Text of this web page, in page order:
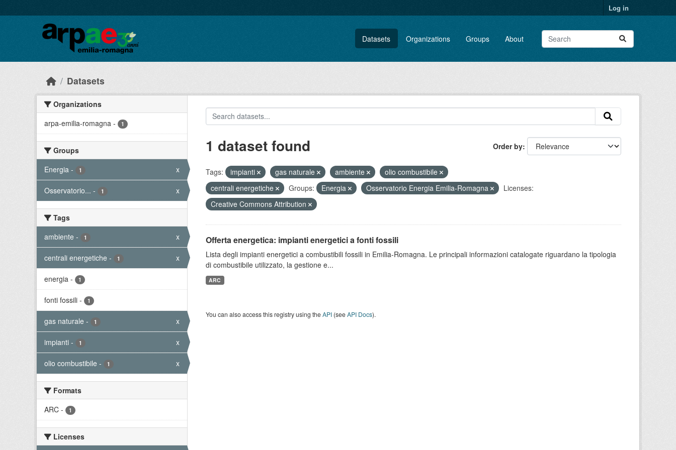
Log in
Datasets Organizations Groups About
Datasets
Organizations
arpa-emilia-romagna - 1
Groups
Energia - 1 x
Osservatorio... - 1 x
Tags
ambiente - 1 x
centrali energetiche - 1 x
energia - 1
fonti fossili - 1
gas naturale - 1 x
impianti - 1 x
olio combustibile - 1 x
Formats
ARC - 1
Licenses
Order by
1 dataset found
Tags: impianti gas naturale ambiente
olio combustibile
centrali energetiche
Groups: Energia Osservatorio Energia Emilia-Romagna
Licenses:
Creative Commons Attribution
Offerta energetica: impianti energetici a fonti fossili
Lista degli impianti energetici a combustibili fossili in Emilia-Romagna. Le principali informazioni catalogate riguardano la tipologia
di combustibile utilizzato, la gestione e...
ARC
You can also access this registry using theAPI(seeAPI Docs).